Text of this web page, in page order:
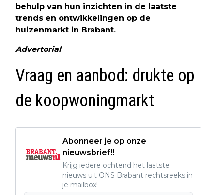
behulp van hun inzichten in de laatste
trends en ontwikkelingen op de
huizenmarkt in Brabant.
Advertorial
Vraag en aanbod: drukte op
de koopwoningmarkt
Abonneer je op onze
nieuwsbrief!!
Krijg iedere ochtend het laatste
nieuws uit ONS Brabant rechtsreeks in
je mailbox!